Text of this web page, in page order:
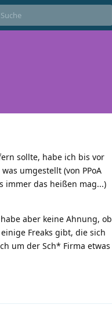
sollte, habe ich bis vor
umgestellt (von PPoA
immer das heißen mag...)
aber keine Ahnung, ob
Freaks gibt, die sich
um der Sch* Firma etwas